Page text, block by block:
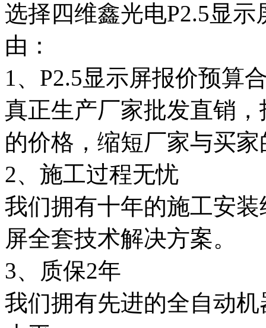
选择四维鑫光电P2.5显
由：
1、P2.5显示屏报价预算
真正生产厂家批发直销
的价格，缩短厂家与买
2、施工过程无忧
我们拥有十年的施工安
屏全套技术解决方案。
3、质保2年
我们拥有先进的全自动